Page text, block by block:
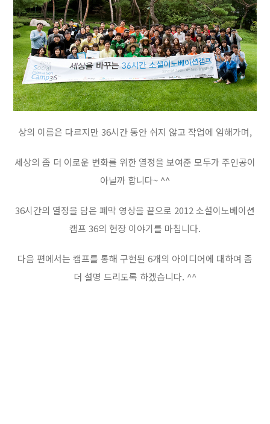
상의 이름은 다르지만 36시간 동안 쉬지 않고 작업에 임해가며,
세상의 좀 더 이로운 변화를 위한 열정을 보여준 모두가 주인공이
아닐까 합니다~ ^^
36시간의 열정을 담은 폐막 영상을 끝으로 2012 소셜이노베이션
캠프 36의 현장 이야기를 마칩니다.
다음 편에서는 캠프를 통해 구현된 6개의 아이디어에 대하여 좀
더 설명 드리도록 하겠습니다. ^^